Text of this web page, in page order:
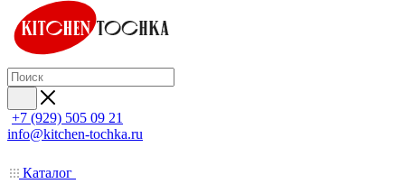
+7 (929) 505 09 21
info@kitchen-tochka.ru
Каталог